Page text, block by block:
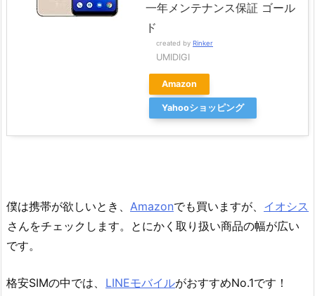
一年メンテナンス保証 ゴール
ド
created by Rinker
UMIDIGI
Amazon
Yahooショッピング
僕は携帯が欲しいとき、 Amazonでも買いますが、 イオシス
さんをチェックします。とにかく取り扱い商品の幅が広い
です。
格安SIMの中では、 LINEモバイルがおすすめNo.1です！